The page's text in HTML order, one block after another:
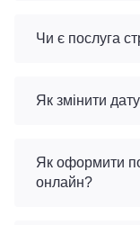
Чи є послуга
Як змінити
Як оформити
онлайн?